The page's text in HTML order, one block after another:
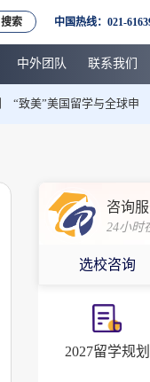
中国热线：021-
搜索
中外团队 联系我们
“致美”美国留学与全球申
咨询
24小时
选校咨询
2027留学规划